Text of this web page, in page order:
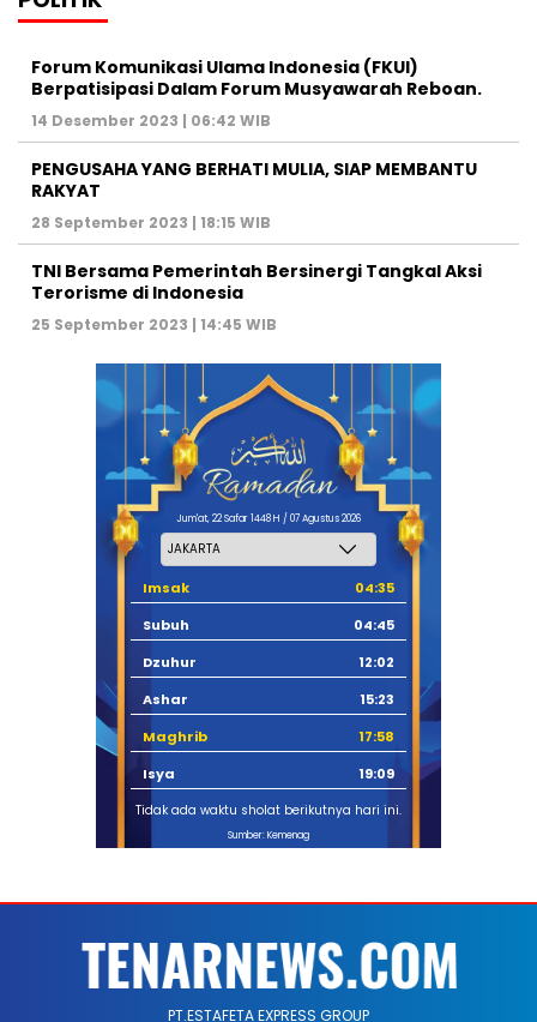
Forum Komunikasi Ulama Indonesia (FKUI)
Berpatisipasi Dalam Forum Musyawarah Reboan.
14 Desember 2023 | 06:42 WIB
PENGUSAHA YANG BERHATI MULIA, SIAP MEMBANTU
RAKYAT
28 September 2023 | 18:15 WIB
TNI Bersama Pemerintah Bersinergi Tangkal Aksi
Terorisme di Indonesia
25 September 2023 | 14:45 WIB
Jum'at, 22 Safar 1448 H / 07 Agustus 2026
Imsak
04:35
Subuh
04:45
Dzuhur
12:02
Ashar
15:23
Maghrib
17:58
Isya
19:09
Tidak ada waktu sholat berikutnya hari ini.
Sumber: Kemenag
PT.ESTAFETA EXPRESS GROUP